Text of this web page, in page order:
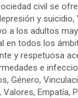
civil se
y
a los adultos
en todos los
y respetuosa
e
Género,
Empatía,